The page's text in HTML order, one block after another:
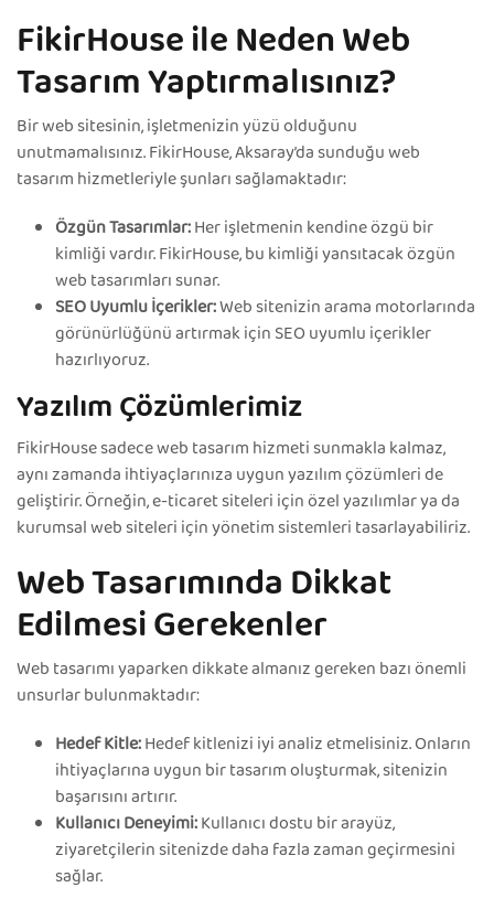
FikirHouse ile Neden Web
Tasarım Yaptırmalısınız?
Bir web sitesinin, işletmenizin yüzü olduğunu
unutmamalısınız. FikirHouse, Aksaray’da sunduğu web
tasarım hizmetleriyle şunları sağlamaktadır:
Özgün Tasarımlar:Her işletmenin kendine özgü bir
kimliği vardır. FikirHouse, bu kimliği yansıtacak özgün
web tasarımları sunar.
SEO Uyumlu İçerikler:Web sitenizin arama motorlarında
görünürlüğünü artırmak için SEO uyumlu içerikler
hazırlıyoruz.
Yazılım Çözümlerimiz
FikirHouse sadece web tasarım hizmeti sunmakla kalmaz,
aynı zamanda ihtiyaçlarınıza uygun yazılım çözümleri de
geliştirir. Örneğin, e-ticaret siteleri için özel yazılımlar ya da
kurumsal web siteleri için yönetim sistemleri tasarlayabiliriz.
Web Tasarımında Dikkat
Edilmesi Gerekenler
Web tasarımı yaparken dikkate almanız gereken bazı önemli
unsurlar bulunmaktadır:
Hedef Kitle:Hedef kitlenizi iyi analiz etmelisiniz. Onların
ihtiyaçlarına uygun bir tasarım oluşturmak, sitenizin
başarısını artırır.
Kullanıcı Deneyimi:Kullanıcı dostu bir arayüz,
ziyaretçilerin sitenizde daha fazla zaman geçirmesini
sağlar.